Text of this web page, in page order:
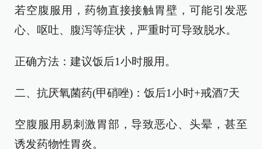
若空腹服用，药物直接接触胃壁，可能引发恶
心、呕吐、腹泻等症状，严重时可导致脱水。
正确方法：建议饭后1小时服用。
二、抗厌氧菌药(甲硝唑)：饭后1小时+戒酒7天
空腹服用易刺激胃部，导致恶心、头晕，甚至
诱发药物性胃炎。